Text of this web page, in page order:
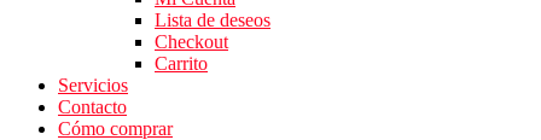
Lista de deseos
Checkout
Carrito
Servicios
Contacto
Cómo comprar